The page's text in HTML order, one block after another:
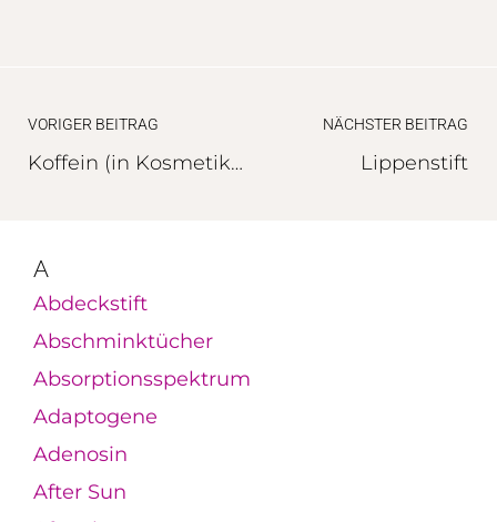
VORIGER BEITRAG
Koffein (in Kosmetik und Hautpflege)
NÄCHSTER BEITRAG
Lippenstift
A
Abdeckstift
Abschminktücher
Absorptionsspektrum
Adaptogene
Adenosin
After Sun